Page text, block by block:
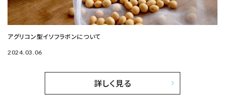
アグリコン型イソフラボンについて
2024.03.06
詳しく見る